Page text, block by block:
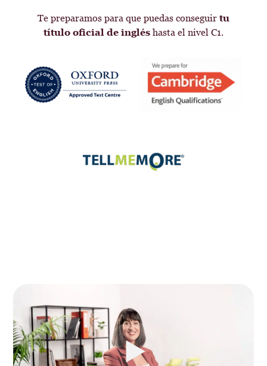
Te preparamos para que puedas conseguir tu
título oficial de inglés hasta el nivel C1.